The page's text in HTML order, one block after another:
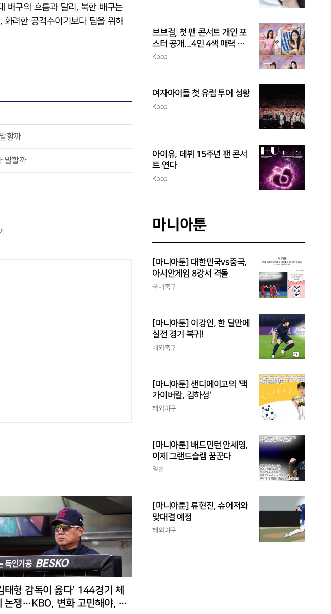
배구의 흐름과 달리, 북한 배구는
려한 공격수이기보다 팀을 위해
할까
말할까
태형 감독이 옳다' 144경기 체
논쟁…KBO, 변화 고민해야, 환
브브걸, 첫 팬 콘서트 개인 포
스터 공개...4인 4색 매력 발
산
Kpop
여자아이들 첫 유럽 투어 성황
Kpop
아이유, 데뷔 15주년 팬 콘서
트 연다
Kpop
마니아툰
[마니아툰] 대한민국vs중국,
아시안게임 8강서 격돌
국내축구
[마니아툰] 이강인, 한 달만에
실전 경기 복귀!
해외축구
[마니아툰] 샌디에이고의 '맥
가이버칼, 김하성'
해외야구
[마니아툰] 배드민턴 안세영,
이제 그랜드슬램 꿈꾼다
일반
[마니아툰] 류현진, 슈어저와
맞대결 예정
해외야구